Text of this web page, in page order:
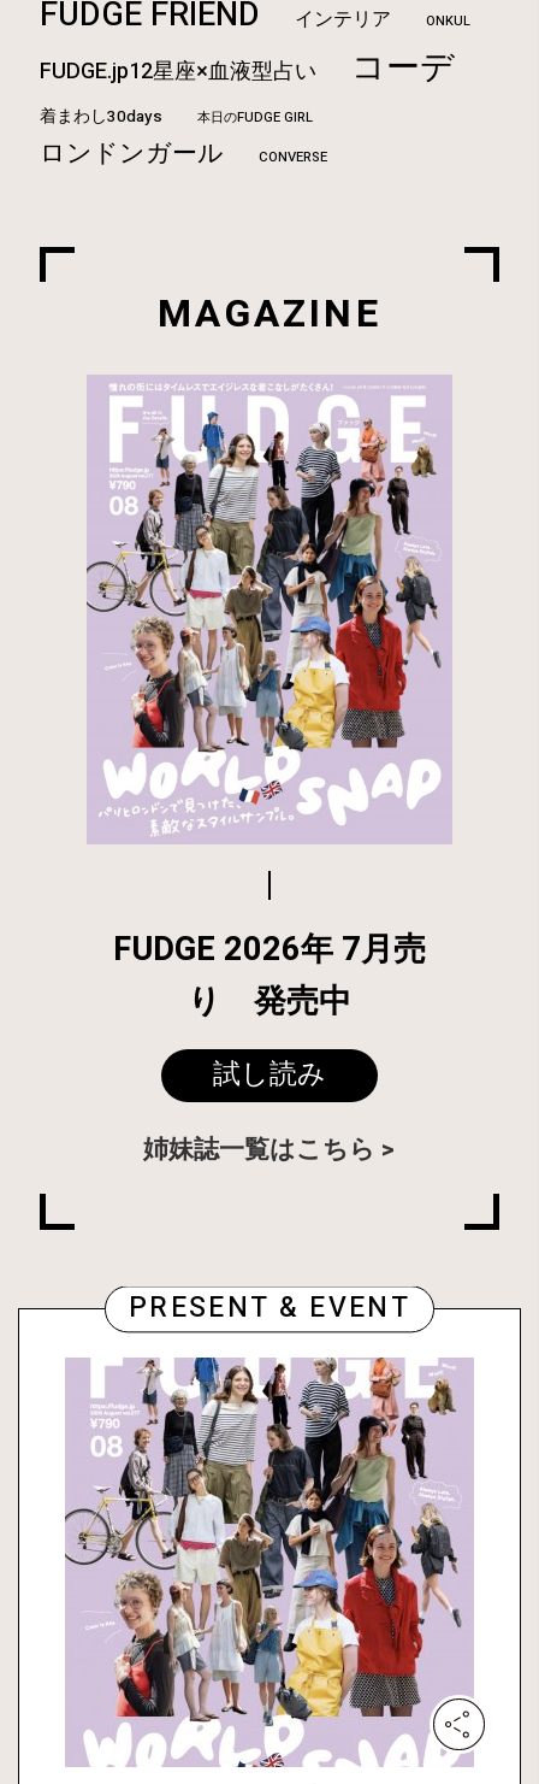
FUDGE FRIEND インテリア ONKUL
FUDGE.jp12星座×血液型占い コーデ
着まわし30days 本日のFUDGE GIRL
ロンドンガール CONVERSE
MAGAZINE
FUDGE 2026年 7月売
り 発売中
試し読み
姉妹誌一覧はこちら
PRESENT & EVENT